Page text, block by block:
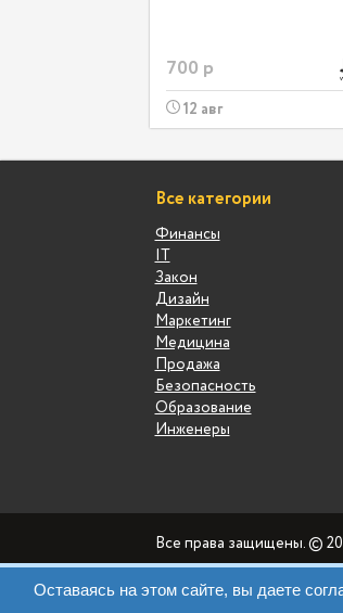
Оставаясь на этом сайте, вы даете
700 р
12 авг
Все категории
Финансы
IT
Закон
Дизайн
Маркетинг
Медицина
Продажа
Безопасность
Образование
Инженеры
Все права защищены. ©